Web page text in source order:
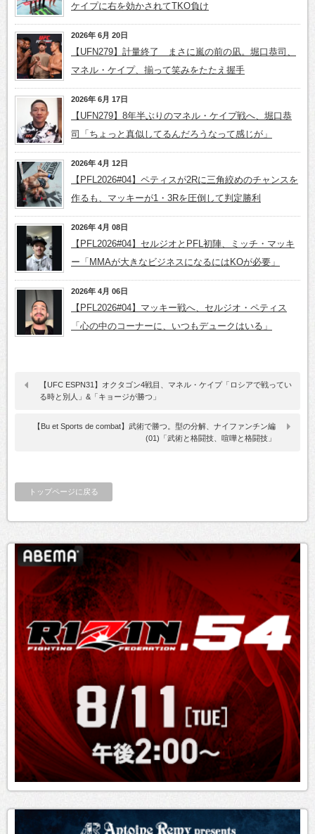
ケイプに右を効かされてTKO負け
2026年 6月 20日
【UFN279】計量終了 まさに嵐の前の凪。堀口恭司、
マネル・ケイプ、揃って笑みをたたえ握手
2026年 6月 17日
【UFN279】8年半ぶりのマネル・ケイプ戦へ、堀口恭
司「ちょっと真似してるんだろうなって感じが」
2026年 4月 12日
【PFL2026#04】ペティスが2Rに三角絞めのチャンスを
作るも、マッキーが1・3Rを圧倒して判定勝利
2026年 4月 08日
【PFL2026#04】セルジオとPFL初陣、ミッチ・マッキ
ー「MMAが大きなビジネスになるにはKOが必要」
2026年 4月 06日
【PFL2026#04】マッキー戦へ、セルジオ・ペティス
「心の中のコーナーに、いつもデュークはいる」
【UFC ESPN31】オクタゴン4戦目、マネル・ケイプ「ロシアで戦ってい
る時と別人」&「キョージが勝つ」
【Bu et Sports de combat】武術で勝つ。型の分解、ナイファンチン編
(01)「武術と格闘技、喧嘩と格闘技」
トップページに戻る